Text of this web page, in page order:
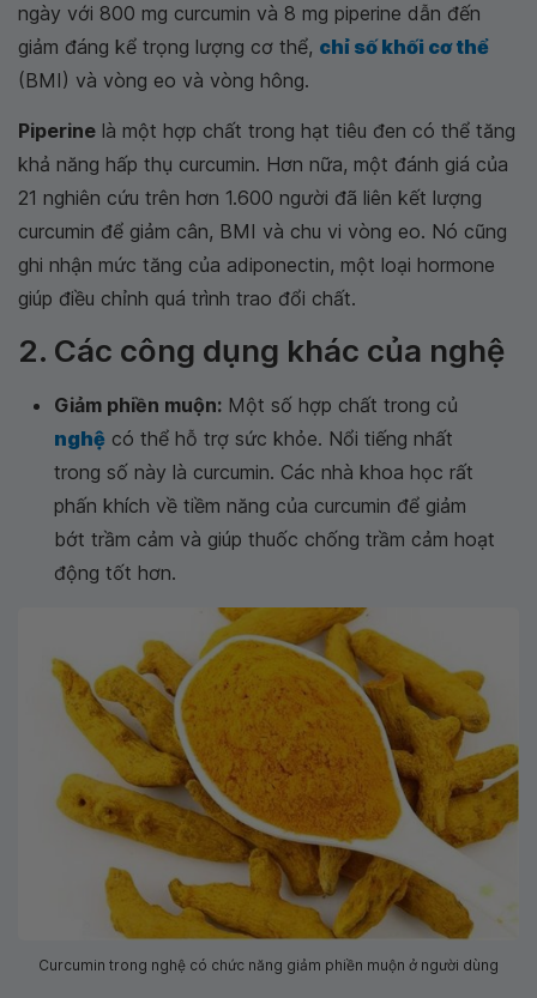
ngày với 800 mg curcumin và 8 mg piperine dẫn đến
giảm đáng kể trọng lượng cơ thể, chỉ số khối cơ thể
(BMI) và vòng eo và vòng hông.
Piperine là một hợp chất trong hạt tiêu đen có thể tăng
khả năng hấp thụ curcumin. Hơn nữa, một đánh giá của
21 nghiên cứu trên hơn 1.600 người đã liên kết lượng
curcumin để giảm cân, BMI và chu vi vòng eo. Nó cũng
ghi nhận mức tăng của adiponectin, một loại hormone
giúp điều chỉnh quá trình trao đổi chất.
2. Các công dụng khác của nghệ
Giảm phiền muộn: Một số hợp chất trong củ
nghệ có thể hỗ trợ sức khỏe. Nổi tiếng nhất
trong số này là curcumin. Các nhà khoa học rất
phấn khích về tiềm năng của curcumin để giảm
bớt trầm cảm và giúp thuốc chống trầm cảm hoạt
động tốt hơn.
Curcumin trong nghệ có chức năng giảm phiền muộn ở người dùng